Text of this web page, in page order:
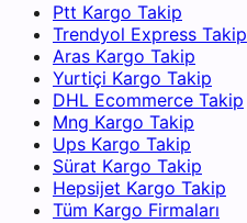
Ptt Kargo Takip
Trendyol Express Takip
Aras Kargo Takip
Yurtiçi Kargo Takip
DHL Ecommerce Takip
Mng Kargo Takip
Ups Kargo Takip
Sürat Kargo Takip
Hepsijet Kargo Takip
Tüm Kargo Firmaları